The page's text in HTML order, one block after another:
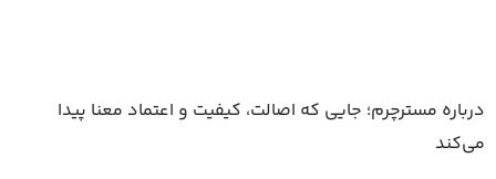
درباره مسترچرم؛ جایی که اصالت، کیفیت و اعتماد معنا پیدا
می‌کند